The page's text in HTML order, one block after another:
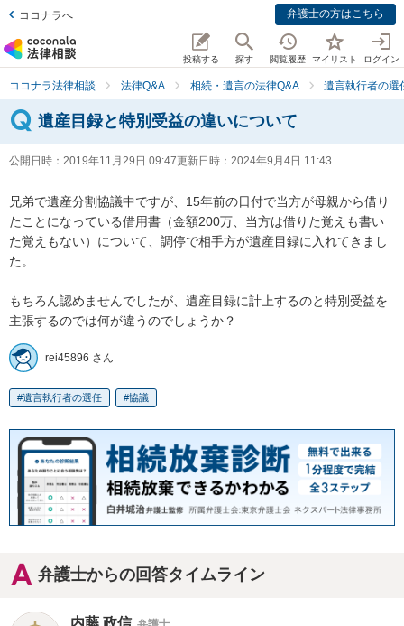
ココナラへ 弁護士の方はこちら
投稿する 探す 閲覧履歴 マイリスト ログイン
ココナラ法律相談 法律Q&A 相続・遺言の法律Q&A 遺言執行者の選
遺産目録と特別受益の違いについて
公開日時： 2019年11月29日 09:47更新日時： 2024年9月4日 11:43
兄弟で遺産分割協議中ですが、15年前の日付で当方が母親から借り
たことになっている借用書（金額200万、当方は借りた覚えも書い
た覚えもない）について、調停で相手方が遺産目録に入れてきまし
た。
もちろん認めませんでしたが、遺産目録に計上するのと特別受益を
主張するのでは何が違うのでしょうか？
rei45896 さん
遺言執行者の選任 協議
弁護士からの回答タイムライン
内藤 政信